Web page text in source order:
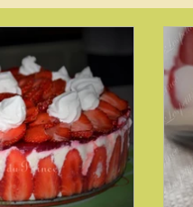
la rentrée !
Cuisine du Camping
fruits à coque Garden